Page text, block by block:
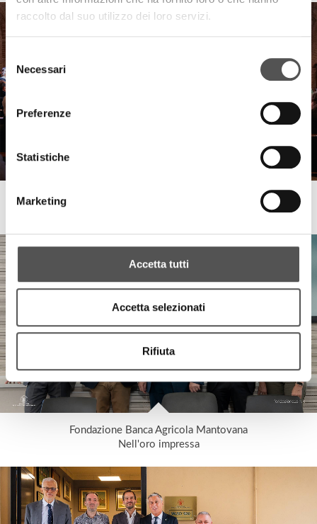
raccolto dal suo utilizzo dei loro servizi.
Selezione
del
consenso
Necessari
Preferenze
Statistiche
Marketing
Accetta tutti
Accetta selezionati
Rifiuta
Fondazione Banca Agricola Mantovana
Nell'oro impressa